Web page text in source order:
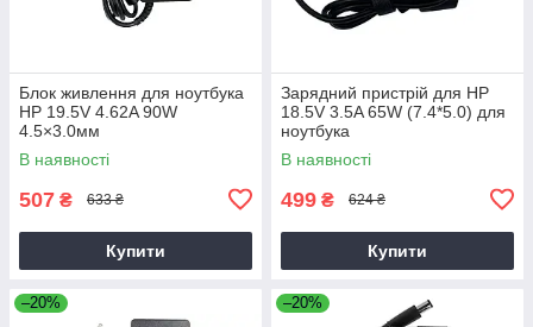
Блок живлення для ноутбука
HP 19.5V 4.62A 90W
4.5×3.0мм
В наявності
507 ₴ 633 ₴
Купити
Зарядний пристрій для HP
18.5V 3.5A 65W (7.4*5.0) для
ноутбука
В наявності
499 ₴ 624 ₴
Купити
–20% –20%